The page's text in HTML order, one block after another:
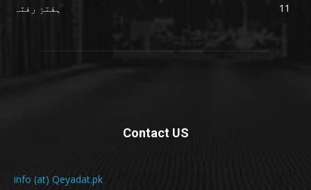
ہفتۂِ رفتہ
11
Contact US
info (at) Qeyadat.pk